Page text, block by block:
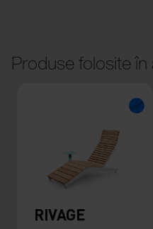
Produse folosite
RIVAGE